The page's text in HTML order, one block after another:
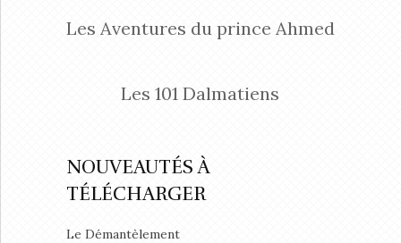
Les Aventures du prince Ahmed
Les 101 Dalmatiens
NOUVEAUTÉS À
TÉLÉCHARGER
Le Démantèlement